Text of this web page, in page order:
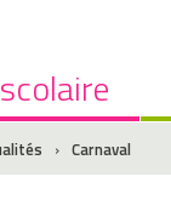
› Carnaval